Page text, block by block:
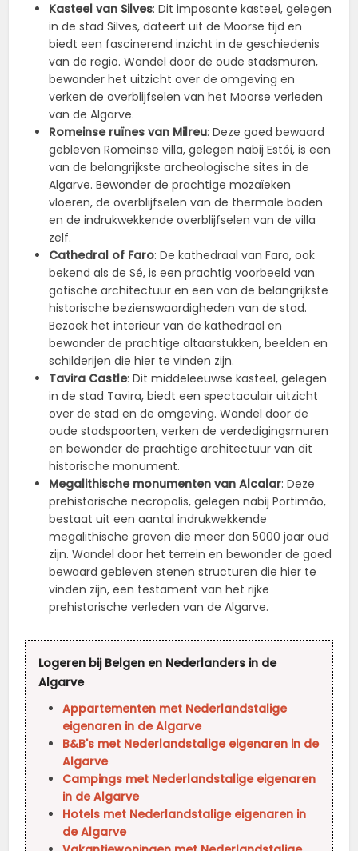
Kasteel van Silves: Dit imposante kasteel, gelegen
in de stad Silves, dateert uit de Moorse tijd en
biedt een fascinerend inzicht in de geschiedenis
van de regio. Wandel door de oude stadsmuren,
bewonder het uitzicht over de omgeving en
verken de overblijfselen van het Moorse verleden
van de Algarve.
Romeinse ruïnes van Milreu: Deze goed bewaard
gebleven Romeinse villa, gelegen nabij Estói, is een
van de belangrijkste archeologische sites in de
Algarve. Bewonder de prachtige mozaïeken
vloeren, de overblijfselen van de thermale baden
en de indrukwekkende overblijfselen van de villa
zelf.
Cathedral of Faro: De kathedraal van Faro, ook
bekend als de Sé, is een prachtig voorbeeld van
gotische architectuur en een van de belangrijkste
historische bezienswaardigheden van de stad.
Bezoek het interieur van de kathedraal en
bewonder de prachtige altaarstukken, beelden en
schilderijen die hier te vinden zijn.
Tavira Castle: Dit middeleeuwse kasteel, gelegen
in de stad Tavira, biedt een spectaculair uitzicht
over de stad en de omgeving. Wandel door de
oude stadspoorten, verken de verdedigingsmuren
en bewonder de prachtige architectuur van dit
historische monument.
Megalithische monumenten van Alcalar: Deze
prehistorische necropolis, gelegen nabij Portimão,
bestaat uit een aantal indrukwekkende
megalithische graven die meer dan 5000 jaar oud
zijn. Wandel door het terrein en bewonder de goed
bewaard gebleven stenen structuren die hier te
vinden zijn, een testament van het rijke
prehistorische verleden van de Algarve.
Logeren bij Belgen en Nederlanders in de
Algarve
Appartementen met Nederlandstalige
eigenaren in de Algarve
B&B's met Nederlandstalige eigenaren in de
Algarve
Campings met Nederlandstalige eigenaren
in de Algarve
Hotels met Nederlandstalige eigenaren in
de Algarve